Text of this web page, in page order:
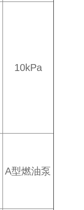
10kPa
A型燃油泵